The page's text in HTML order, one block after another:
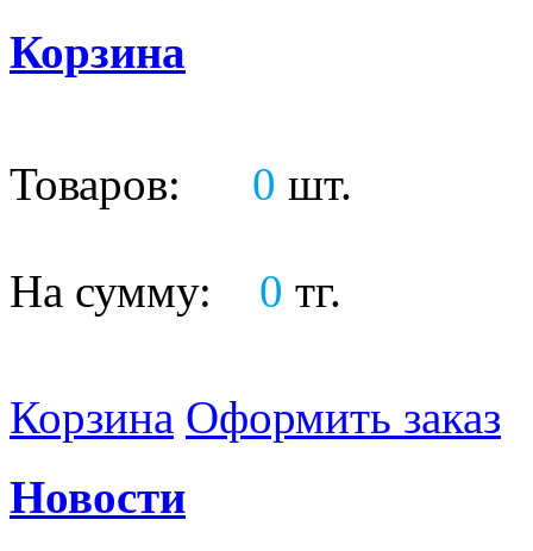
Корзина
Товаров: 0 шт.
На сумму: 0 тг.
Корзина Оформить заказ
Новости